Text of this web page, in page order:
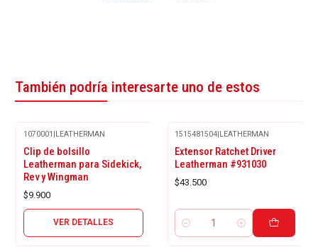
También podría interesarte uno de estos
1070001 |LEATHERMAN
Clip de bolsillo
Leatherman para Sidekick,
Rev y Wingman
$9.900
VER DETALLES
1515481504|LEATHERMAN
Extensor Ratchet Driver
Leatherman #931030
$43.500
Cantidad